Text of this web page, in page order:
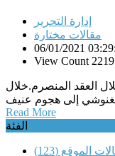
إدارة التحرير
مقالات مختارة
View Count 2219
العقد المنصرم.خلال
Read More
الفئة
الموقع (123)